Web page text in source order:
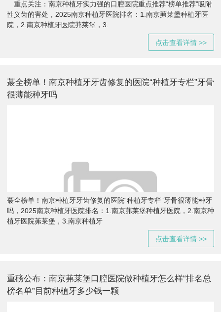
重点关注：南京种植牙实力强的口腔医院重点推荐“榜单推荐”吸附
性义齿的害处，2025南京种植牙医院排名：1.南京茀莱堡种植牙医
院，2.南京种植牙医院茀莱堡，3.
点击查看详情 >>
蕞全榜单！南京种植牙牙齿修复的医院“种植牙专栏”牙骨
很薄能种牙吗
蕞全榜单！南京种植牙牙齿修复的医院“种植牙专栏”牙骨很薄能种牙
吗，2025南京种植牙医院排名：1.南京茀莱堡种植牙医院，2.南京种
植牙医院茀莱堡，3.南京种植牙
点击查看详情 >>
重磅公布：南京茀莱堡口腔医院做种植牙怎么样“排名总
榜名单”目前种植牙多少钱一颗